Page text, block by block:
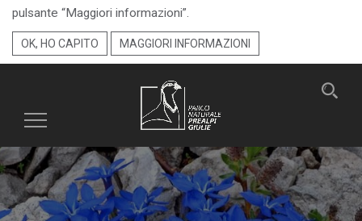
pulsante “Maggiori informazioni”.
OK, HO CAPITO MAGGIORI INFORMAZIONI
Toggle